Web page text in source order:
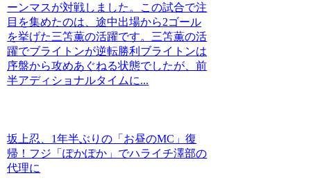
ーンマスが対戦しました。この試合で注
目を集めたのは、途中出場から2ゴール
を挙げた三笘薫の活躍です。三笘薫の活
躍でブライトンが逆転勝利ブライトンは
序盤から攻めあぐねる状態でしたが、前
半アディショナルタイムに...
坂上忍、1年半ぶりの「お昼のMC」復
帰！フジ「ぽかぽか」でハライチ澤部の
代理に